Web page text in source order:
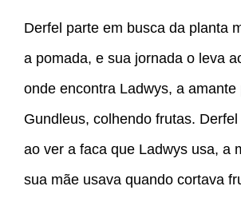
Derfel parte em busca da planta
a pomada, e sua jornada o leva
onde encontra Ladwys, a amante
Gundleus, colhendo frutas.
ao ver a faca que Ladwys usa, a
sua mãe usava quando cortava